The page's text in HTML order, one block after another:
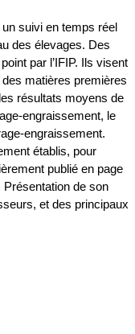
suivi en temps réel
des élevages. Des
par l’IFIP. Ils visent
matières premières
résultats moyens de
engraissement, le
engraissement.
établis, pour
publié en page
de son
et des principaux